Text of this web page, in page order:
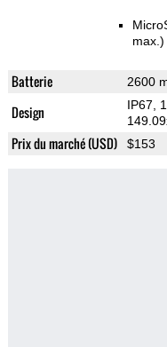
max.)
Batterie 2600
Design IP67,
Prix du marché (USD) $153